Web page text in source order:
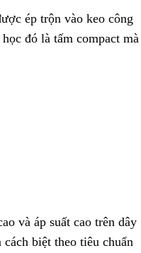
ép trộn vào keo công
đó là tấm compact mà
và áp suất cao trên dây
biệt theo tiêu chuẩn